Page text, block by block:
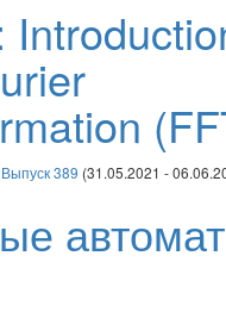
Выпуск 389 (31.05.2021 -